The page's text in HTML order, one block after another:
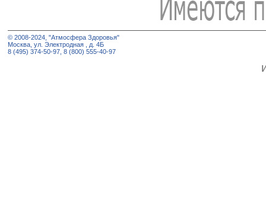
© 2008-2024, "Атмосфера Здоровья"
Москва, ул. Электродная , д. 4Б
8 (495) 374-50-97, 8 (800) 555-40-97